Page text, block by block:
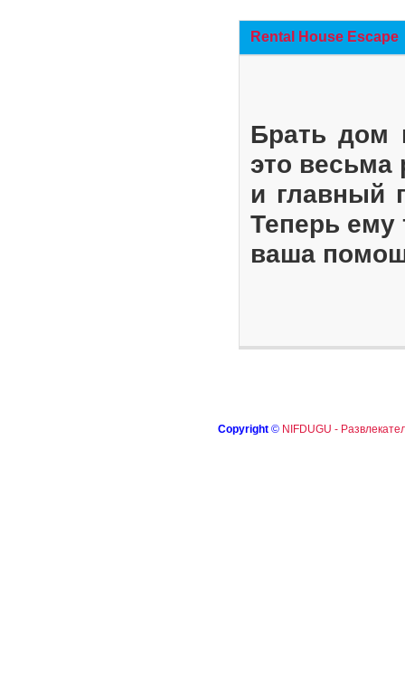
Rental House Escape
Брать дом
это весьма
и главный
Теперь ему
ваша
Copyright © NIFDUGU -